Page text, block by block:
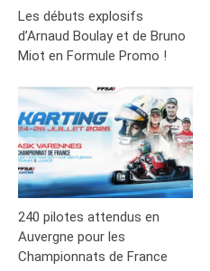
Les débuts explosifs
d’Arnaud Boulay et de Bruno
Miot en Formule Promo !
240 pilotes attendus en
Auvergne pour les
Championnats de France